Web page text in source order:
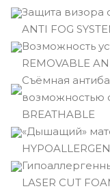
Защита визора
ANTI FOG
Возможность
REMOVABLE
Съёмная
возможностью
BREATHABLE
«Дышащий»
LASER CUT